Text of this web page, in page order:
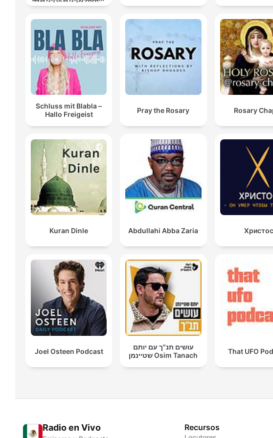
道
Schluss mit Blabla –
Hallo Freigeist
Pray the Rosary Rosary
Kuran Dinle Abdullahi Abba Zaria Христос
Joel Osteen Podcast
עושים תנ"ך עם יותם
שטיינמן Osim Tanach
That UFO
Radio en Vivo Recursos